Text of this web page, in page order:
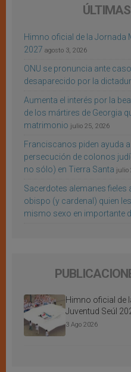
Himno oficial de la Jornada
2027 agosto 3, 2026
ONU se pronuncia ante
desaparecido por la
Aumenta el interés por la
de los mártires de Georgia
matrimonio julio 25, 2026
Franciscanos piden ayuda
persecución de colonos
no sólo) en Tierra Santa julio
Sacerdotes alemanes
obispo (y cardenal) quien
mismo sexo en importante
Himno oficial de
Juventud Seúl
3 Ago 2026